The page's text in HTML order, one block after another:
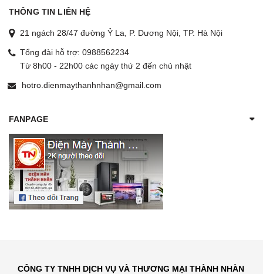
THÔNG TIN LIÊN HỆ
21 ngách 28/47 đường Ỷ La, P. Dương Nội, TP. Hà Nội
Tổng đài hỗ trợ: 0988562234
Từ 8h00 - 22h00 các ngày thứ 2 đến chủ nhật
hotro.dienmaythanhnhan@gmail.com
FANPAGE
CÔNG TY TNHH DỊCH VỤ VÀ THƯƠNG MẠI THÀNH NHÀN